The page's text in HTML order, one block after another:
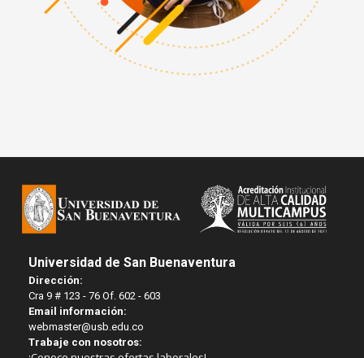
Universidad de San Buenaventura
Dirección:
Cra 9 # 123 - 76 Of. 602 - 603
Email información:
webmaster@usb.edu.co
Trabaje con nosotros: